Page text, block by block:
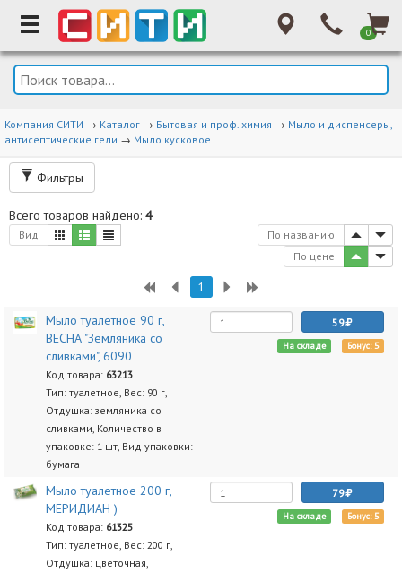
0
Компания СИТИ → Каталог → Бытовая и проф. химия → Мыло и диспенсеры,
антисептические гели → Мыло кусковое
Фильтры
Всего товаров найдено: 4
Вид
По названию
По цене
1
Мыло туалетное 90 г,
ВЕСНА "Земляника со
сливками", 6090
Код товара: 63213
Тип: туалетное, Вес: 90 г,
Отдушка: земляника со
сливками, Количество в
упаковке: 1 шт, Вид упаковки:
бумага
59
На складе Бонус: 5
Мыло туалетное 200 г,
МЕРИДИАН )
Код товара: 61325
Тип: туалетное, Вес: 200 г,
Отдушка: цветочная,
79
На складе Бонус: 5